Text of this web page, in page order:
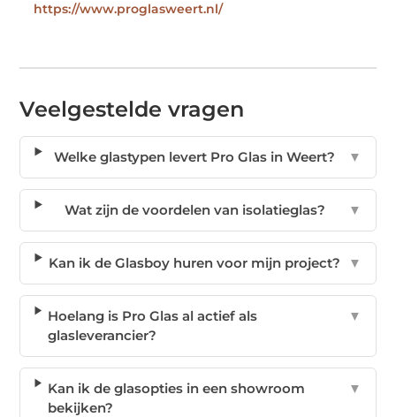
https://www.proglasweert.nl/
Veelgestelde vragen
Welke glastypen levert Pro Glas in Weert? ▼
Wat zijn de voordelen van isolatieglas? ▼
Kan ik de Glasboy huren voor mijn project? ▼
Hoelang is Pro Glas al actief als
glasleverancier?
▼
Kan ik de glasopties in een showroom
bekijken?
▼